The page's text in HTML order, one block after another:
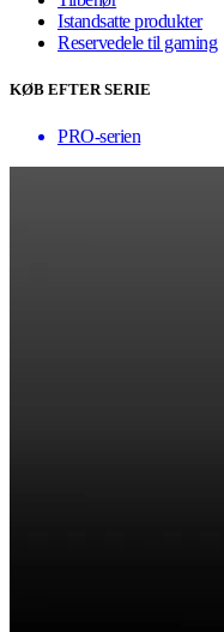
Istandsatte produkter
Reservedele til gaming
KØB EFTER SERIE
PRO-serien